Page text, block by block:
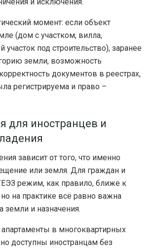
момент: если объект
(дом с участком, вилла,
участок под строительство), заранее
земли, возможность
документов в реестрах,
регистрируема и право –
для иностранцев и
зависит от того, что именно
или земля. Для граждан и
режим, как правило, ближе к
на практике всё равно важна
земли и назначения.
в многоквартирных
доступны иностранцам без